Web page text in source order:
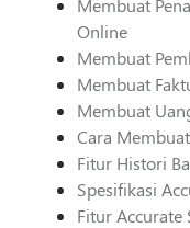
Membuat
Online
Membuat
Membuat
Membuat
Cara
Fitur Histori
Spesifikasi
Fitur Accurate